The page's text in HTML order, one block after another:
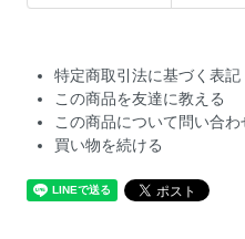
特定商取引法に基づく表記
この商品を友達に教える
この商品について問い合わ
買い物を続ける